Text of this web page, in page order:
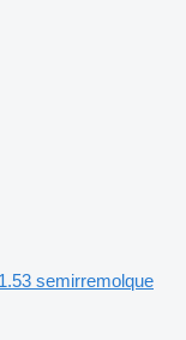
semirremolque